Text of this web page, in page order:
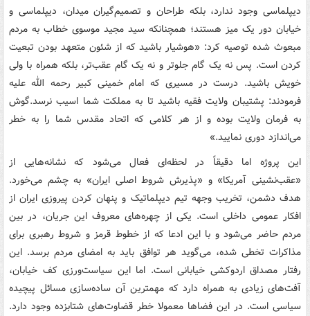
دیپلماسی وجود ندارد، بلکه طراحان و تصمیم‌گیران میدان، دیپلماسی و
خیابان دور یک میز هستند؛ همچنانکه سید مجید موسوی خطاب به مردم
مبعوث شده توصیه کرد: «هوشیار باشید که از شئون متعهد بودن تبعیت
کردن است. پس نه یک گام جلوتر و نه یک گام عقب‌تر، بلکه همراه با ولی
خویش باشید. درست در مسیری که امام خمینی کبیر رحمه الله علیه
فرمودند: پشتیبان ولایت فقیه باشید تا به مملکت شما اسیب نرسد.گوش
به فرمان ولایت بوده و از هر کلامی که اتحاد مقدس شما را به خطر
می‌اندازد دوری نمایید.»
این پروژه اما دقیقاً در لحظه‌ای فعال می‌شود که نشانه‌هایی از
«عقب‌نشینی آمریکا» و «پذیرش شروط اصلی ایران» به چشم می‌خورد.
هدف دشمن، تخریب وجهه تیم دیپلماتیک و پنهان کردن پیروزی ایران از
افکار عمومی داخلی است. یکی از چهره‌های معروف این جریان، در بین
مردم حاضر می‌شود و با این ادعا که از خطوط قرمز و شروط رهبری برای
مذاکرات تخطی شده، می‌گوید هر توافق باید به امضای مردم برسد. این
رفتار مصداق اردوکشی خیابانی است. اما این سیاست‌ورزی کف خیابان،
آفت‌های زیادی به همراه دارد که مهمترین آن ساده‌سازی مسائل پیچیده
سیاسی است. در این فضاها معمولا خطر قضاوت‌های شتابزده وجود دارد.